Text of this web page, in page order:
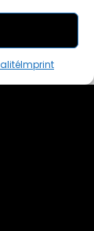
Imprint
THIS PAIR IS
SOLD OUT